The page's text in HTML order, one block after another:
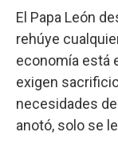
El Papa León
rehúye
economía está
exigen
necesidades
anotó, solo se